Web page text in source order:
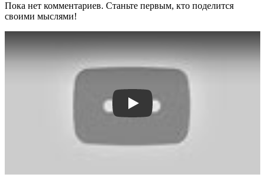
Пока нет комментариев. Станьте первым, кто поделится
своими мыслями!
Смотреть трейлер